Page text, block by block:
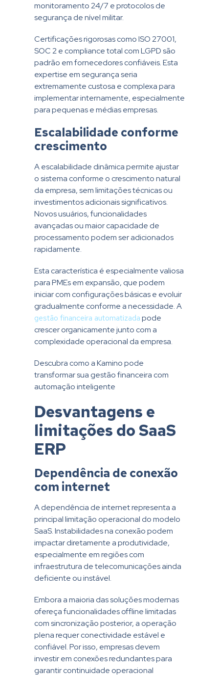
monitoramento 24/7 e protocolos de
segurança de nível militar.
Certificações rigorosas como ISO 27001,
SOC 2 e compliance total com LGPD são
padrão em fornecedores confiáveis. Esta
expertise em segurança seria
extremamente custosa e complexa para
implementar internamente, especialmente
para pequenas e médias empresas.
Escalabilidade conforme
crescimento
A escalabilidade dinâmica permite ajustar
o sistema conforme o crescimento natural
da empresa, sem limitações técnicas ou
investimentos adicionais significativos.
Novos usuários, funcionalidades
avançadas ou maior capacidade de
processamento podem ser adicionados
rapidamente.
Esta característica é especialmente valiosa
para PMEs em expansão, que podem
iniciar com configurações básicas e evoluir
gradualmente conforme a necessidade. A
gestão financeira automatizadapode
crescer organicamente junto com a
complexidade operacional da empresa.
Descubra como a Kamino pode
transformar sua gestão financeira com
automação inteligente
Desvantagens e
limitações do SaaS
ERP
Dependência de conexão
com internet
A dependência de internet representa a
principal limitação operacional do modelo
SaaS. Instabilidades na conexão podem
impactar diretamente a produtividade,
especialmente em regiões com
infraestrutura de telecomunicações ainda
deficiente ou instável.
Embora a maioria das soluções modernas
ofereça funcionalidades offline limitadas
com sincronização posterior, a operação
plena requer conectividade estável e
confiável. Por isso, empresas devem
investir em conexões redundantes para
garantir continuidade operacional